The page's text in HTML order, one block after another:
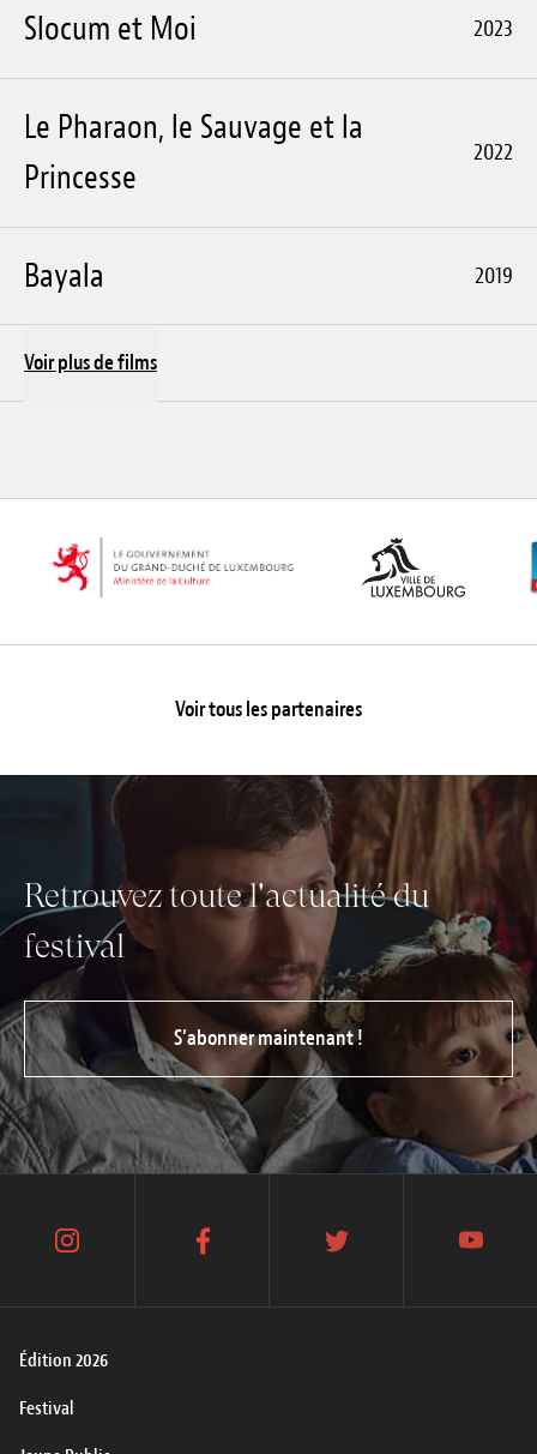
Slocum et Moi 2023
Le Pharaon, le Sauvage et la
Princesse
2022
Bayala 2019
Voir plus de films
Voir tous les partenaires
Retrouvez toute l'actualité du
festival
S’abonner maintenant !
Édition 2026
Festival
instagram facebook twitter youtube